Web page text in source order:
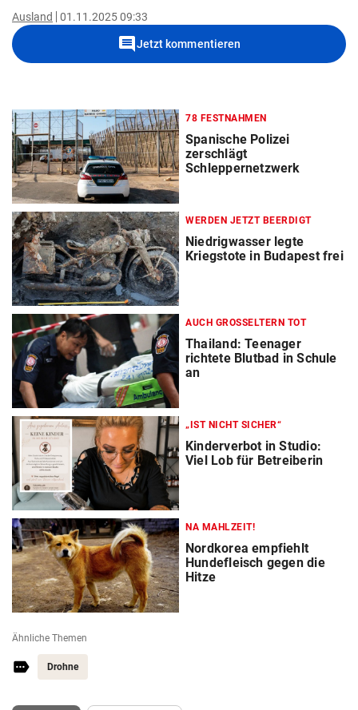
Ausland 01.11.2025 09:33
commentJetzt kommentieren
78 FESTNAHMEN
Spanische Polizei
zerschlägt
Schleppernetzwerk
WERDEN JETZT BEERDIGT
Niedrigwasser legte
Kriegstote in Budapest frei
AUCH GROSSELTERN TOT
Thailand: Teenager
richtete Blutbad in Schule
an
„IST NICHT SICHER“
Kinderverbot in Studio:
Viel Lob für Betreiberin
NA MAHLZEIT!
Nordkorea empfiehlt
Hundefleisch gegen die
Hitze
Ähnliche Themen
Drohne